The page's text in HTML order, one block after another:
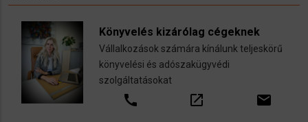
Könyvelés kizárólag cégeknek
Vállalkozások számára kínálunk teljeskörű
könyvelési és adószakügyvédi
szolgáltatásokat
call open_in_new email